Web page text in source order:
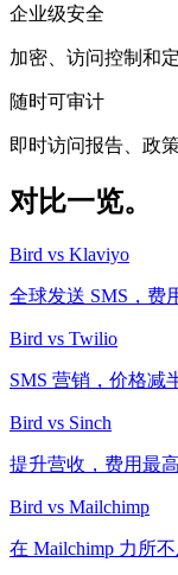
企业级安全
加密、访问控制和
随时可审计
即时访问报告、政
对比一览。
Bird vs Klaviyo
全球发送 SMS，费
Bird vs Twilio
SMS 营销，价格减
Bird vs Sinch
提升营收，费用最高
Bird vs Mailchimp
在 Mailchimp 力所